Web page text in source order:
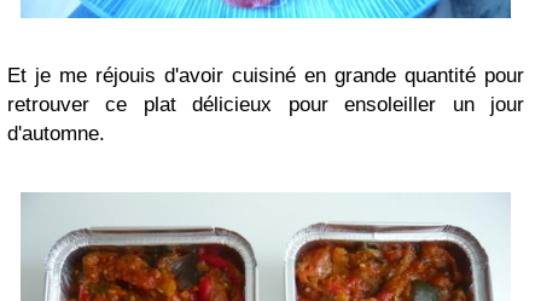
Et je me réjouis d'avoir cuisiné en grande quantité pour
retrouver ce plat délicieux pour ensoleiller un jour
d'automne.